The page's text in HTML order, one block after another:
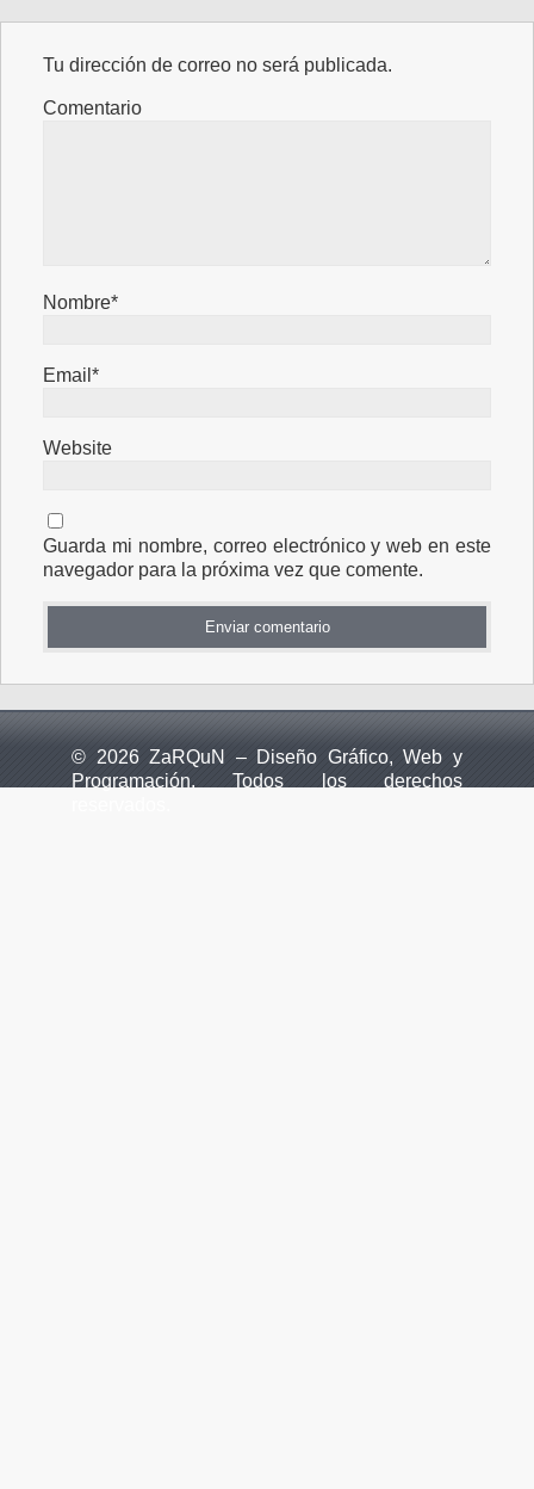
Tu dirección de correo no será publicada.
Comentario
Nombre*
Email*
Website
Guarda mi nombre, correo electrónico y web en este
navegador para la próxima vez que comente.
© 2026 ZaRQuN – Diseño Gráfico, Web y
Programación. Todos los derechos